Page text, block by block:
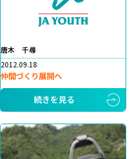
唐木 千尋
2012.09.18
仲間づくり展開へ
続きを見る